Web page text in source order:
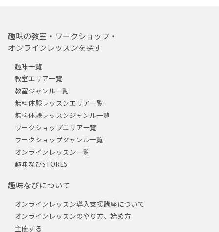
趣味の教室・ワークショップ・
オンラインレッスンを探す
趣味一覧
教室エリア一覧
教室ジャンル一覧
無料体験レッスンエリア一覧
無料体験レッスンジャンル一覧
ワークショップエリア一覧
ワークショップジャンル一覧
オンラインレッスン一覧
趣味なびSTORES
趣味なびについて
オンラインレッスン導入支援講座について
オンラインレッスンのやり方、始め方
主催する